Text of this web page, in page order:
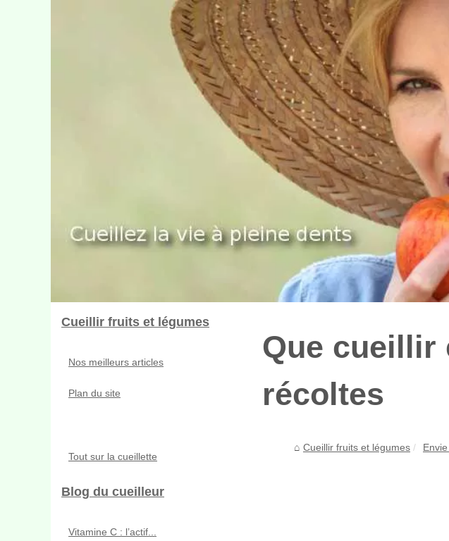
Que cueillir
récoltes
Cueillir fruits et légumes
Cueillir fruits et légumes
Nos meilleurs articles
Plan du site
Tout sur la cueillette
Blog du cueilleur
Vitamine C : l’actif...